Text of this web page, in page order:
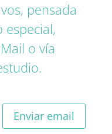
pensada
especial,
o vía
Enviar email